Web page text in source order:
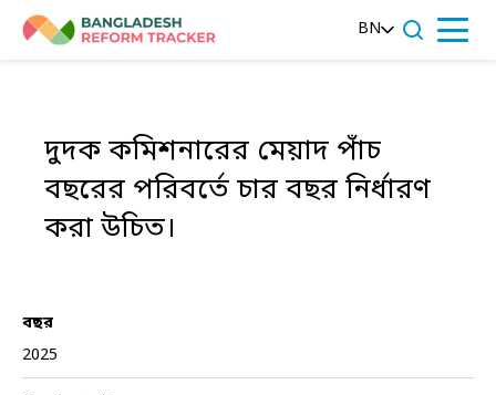
Skip
BN Menu
দুদক কমিশনারের মেয়াদ পাঁচ
বছরের পরিবর্তে চার বছর নির্ধারণ
করা উচিত।
বছর
2025